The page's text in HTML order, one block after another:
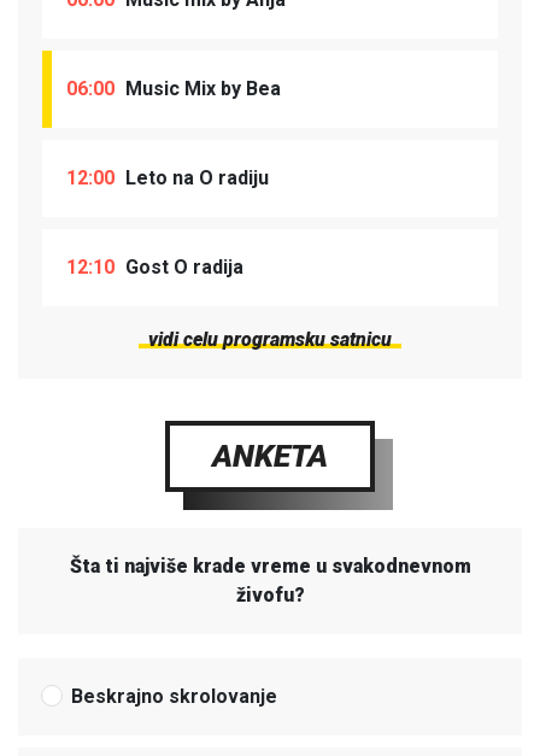
06:00 Music Mix by Bea
12:00 Leto na O radiju
12:10 Gost O radija
vidi celu programsku satnicu
ANKETA
Šta ti najviše krade vreme u svakodnevnom
živofu?
Beskrajno skrolovanje